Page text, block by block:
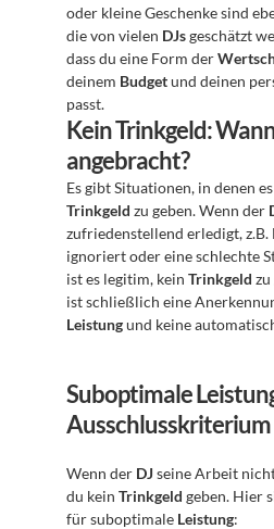
oder kleine Geschenke sind
die von vielen DJs geschätzt
dass du eine Form der
deinem Budget und deinen
passt.
Kein Trinkgeld:
angebracht?
Trinkgeld zu geben. Wenn der
zufriedenstellend erledigt,
ignoriert oder eine schlechte
ist es legitim, kein Trinkgeld zu
Leistung und keine
Suboptimale
Ausschlusskriterium
Wenn der DJ seine Arbeit
du kein Trinkgeld geben. Hier
für suboptimale Leistung: